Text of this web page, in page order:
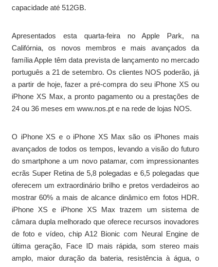
capacidade até 512GB.
Apresentados esta quarta-feira no Apple Park, na
Califórnia, os novos membros e mais avançados da
família Apple têm data prevista de lançamento no mercado
português a 21 de setembro. Os clientes NOS poderão, já
a partir de hoje, fazer a pré-compra do seu iPhone XS ou
iPhone XS Max, a pronto pagamento ou a prestações de
24 ou 36 meses em www.nos.pt e na rede de lojas NOS.
O iPhone XS e o iPhone XS Max são os iPhones mais
avançados de todos os tempos, levando a visão do futuro
do smartphone a um novo patamar, com impressionantes
ecrãs Super Retina de 5,8 polegadas e 6,5 polegadas que
oferecem um extraordinário brilho e pretos verdadeiros ao
mostrar 60% a mais de alcance dinâmico em fotos HDR.
iPhone XS e iPhone XS Max trazem um sistema de
câmara dupla melhorado que oferece recursos inovadores
de foto e vídeo, chip A12 Bionic com Neural Engine de
última geração, Face ID mais rápida, som stereo mais
amplo, maior duração da bateria, resistência à água, o